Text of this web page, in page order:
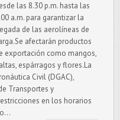
las 8.30 p.m. hasta las
a.m. para garantizar la
de las aerolíneas de
afectarán productos
exportación como mangos,
espárragos y flores.La
Civil (DGAC),
Transportes y
en los horarios